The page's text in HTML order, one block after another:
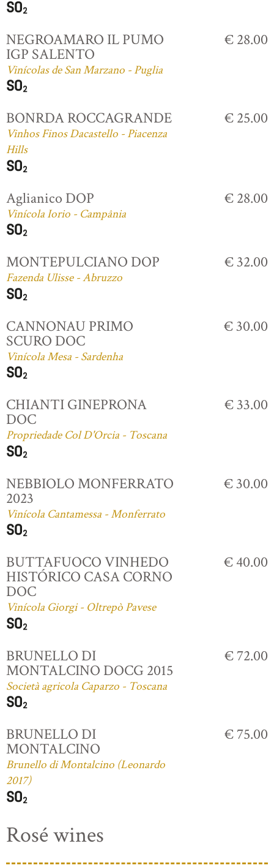
NEGROAMARO IL PUMO
IGP SALENTO
Vinícolas de San Marzano - Puglia
€ 28.00
BONRDA ROCCAGRANDE
Vinhos Finos Dacastello - Piacenza
Hills
€ 25.00
Aglianico DOP
Vinícola Iorio - Campânia
€ 28.00
MONTEPULCIANO DOP
Fazenda Ulisse - Abruzzo
€ 32.00
CANNONAU PRIMO
SCURO DOC
Vinícola Mesa - Sardenha
€ 30.00
CHIANTI GINEPRONA
DOC
Propriedade Col D'Orcia - Toscana
€ 33.00
NEBBIOLO MONFERRATO
2023
Vinícola Cantamessa - Monferrato
€ 30.00
BUTTAFUOCO VINHEDO
HISTÓRICO CASA CORNO
DOC
Vinícola Giorgi - Oltrepò Pavese
€ 40.00
BRUNELLO DI
MONTALCINO DOCG 2015
Società agricola Caparzo - Toscana
€ 72.00
BRUNELLO DI
MONTALCINO
Brunello di Montalcino (Leonardo
2017)
€ 75.00
Rosé wines